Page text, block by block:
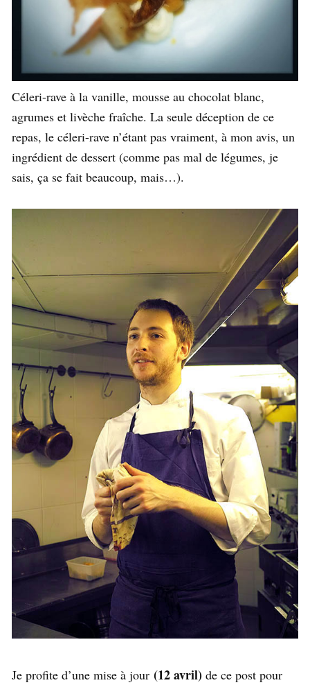
Céleri-rave à la vanille, mousse au chocolat blanc,
agrumes et livèche fraîche. La seule déception de ce
repas, le céleri-rave n’étant pas vraiment, à mon avis, un
ingrédient de dessert (comme pas mal de légumes, je
sais, ça se fait beaucoup, mais…).
Je profite d’une mise à jour (12 avril) de ce post pour